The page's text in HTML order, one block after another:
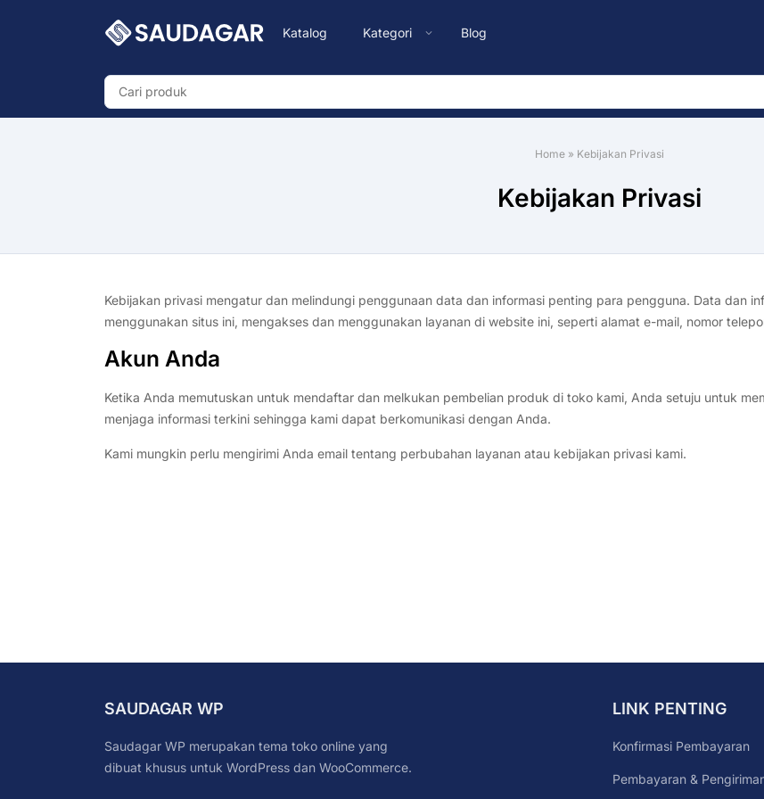
Katalog Kategori Blog
Home» Kebijakan Privasi
Kebijakan Privasi
Kebijakan privasi mengatur dan melindungi penggunaan data dan informasi penting para pengguna. Data dan
menggunakan situs ini, mengakses dan menggunakan layanan di website ini, seperti alamat e-mail, nomor
Akun Anda
Ketika Anda memutuskan untuk mendaftar dan melkukan pembelian produk di toko kami, Anda setuju untuk
menjaga informasi terkini sehingga kami dapat berkomunikasi dengan Anda.
Kami mungkin perlu mengirimi Anda email tentang perbubahan layanan atau kebijakan privasi kami.
SAUDAGAR WP
Saudagar WP merupakan tema toko online yang
dibuat khusus untuk WordPress dan WooCommerce.
LINK PENTING
Konfirmasi Pembayaran
Pembayaran &